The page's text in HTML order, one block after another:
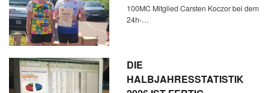
100MC Mitglied Carsten Koczor bei dem
24h-…
DIE
HALBJAHRESSTATISTIK